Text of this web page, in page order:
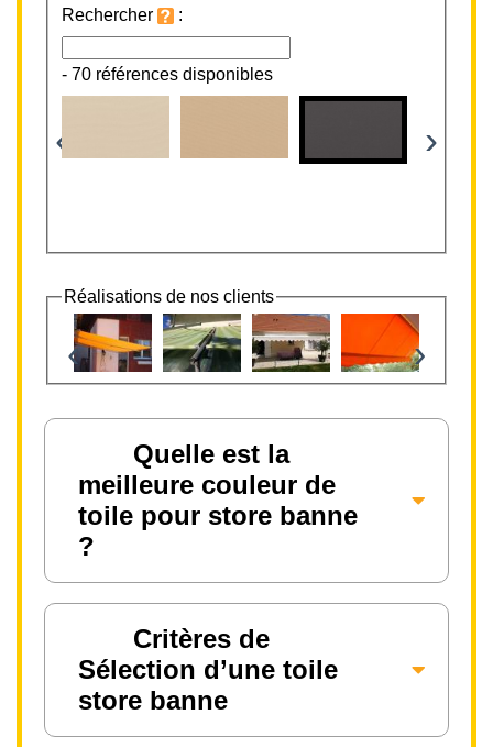
Rechercher
:
- 70 références disponibles
‹ ›
Réalisations de nos clients
‹ ›
Quelle est la
meilleure couleur de
toile pour store banne
?
Critères de
Sélection d’une toile
store banne